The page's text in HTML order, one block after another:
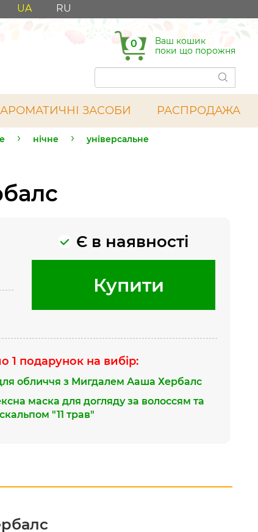
UA RU
0
Ваш кошик
поки що порожня
АРОМАТИЧНІ ЗАСОБИ РАСПРОДАЖА
нічне
універсальне
Є в наявності
Купити
1 подарунок на вибір:
обличчя з Мигдалем Ааша Хербалс
маска для догляду за волоссям та
скальпом "11 трав"